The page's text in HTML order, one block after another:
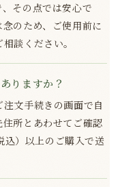
その点では安心で
のため、ご使用前に
談ください。
りますか？
文手続きの画面で自
所とあわせてご確認
込）以上のご購入で送